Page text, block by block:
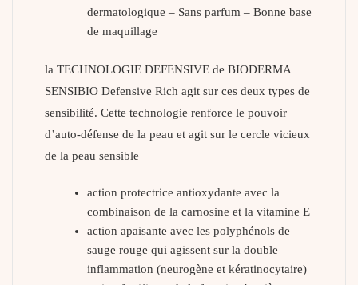
dermatologique – Sans parfum – Bonne base
de maquillage
la TECHNOLOGIE DEFENSIVE de BIODERMA
SENSIBIO Defensive Rich agit sur ces deux types de
sensibilité. Cette technologie renforce le pouvoir
d’auto-défense de la peau et agit sur le cercle vicieux
de la peau sensible
action protectrice antioxydante avec la
combinaison de la carnosine et la vitamine E
action apaisante avec les polyphénols de
sauge rouge qui agissent sur la double
inflammation (neurogène et kératinocytaire)